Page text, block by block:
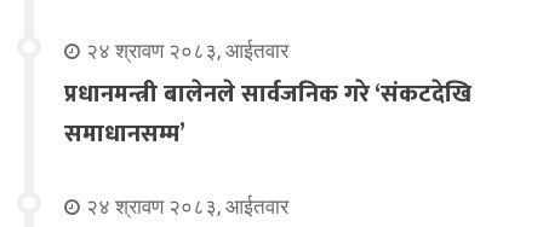
२४ श्रावण २०८३, आईतवार
प्रधानमन्त्री बालेनले सार्वजनिक गरे ‘संकटदेखि
समाधानसम्म’
२४ श्रावण २०८३, आईतवार